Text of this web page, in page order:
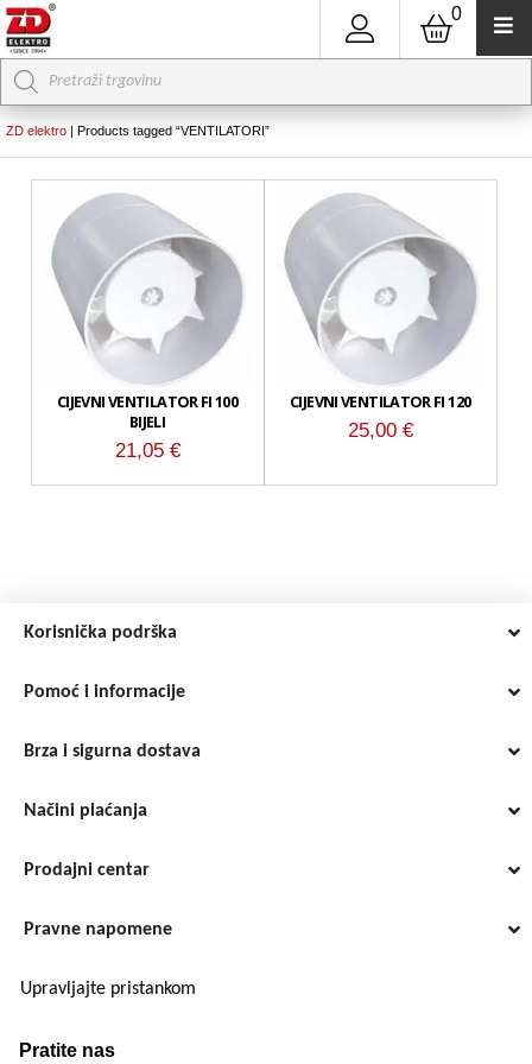
0
Products
search
ZD elektro | Products tagged “VENTILATORI”
CIJEVNI VENTILATOR FI 100
BIJELI
21,05 €
CIJEVNI VENTILATOR FI 120
25,00€
Korisnička podrška
Pomoć i informacije
Brza i sigurna dostava
Načini plaćanja
Prodajni centar
Pravne napomene
Upravljajte pristankom
Pratite nas